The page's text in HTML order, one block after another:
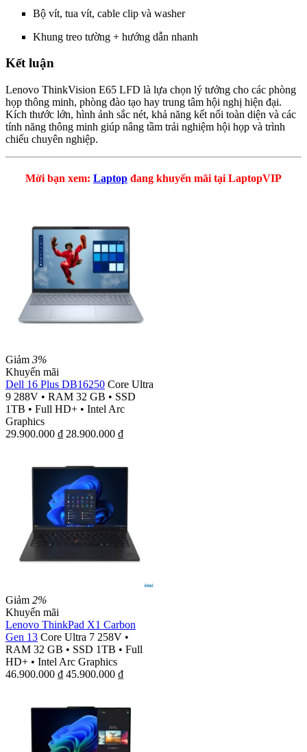
Bộ vít, tua vít, cable clip và washer
Khung treo tường + hướng dẫn nhanh
Kết luận
Lenovo ThinkVision E65 LFD là lựa chọn lý tưởng cho các phòng
họp thông minh, phòng đào tạo hay trung tâm hội nghị hiện đại.
Kích thước lớn, hình ảnh sắc nét, khả năng kết nối toàn diện và các
tính năng thông minh giúp nâng tầm trải nghiệm hội họp và trình
chiếu chuyên nghiệp.
Mời bạn xem: Laptop đang khuyến mãi tại LaptopVIP
Giảm 3%
Khuyến mãi
Dell 16 Plus DB16250 Core Ultra
9 288V • RAM 32 GB • SSD
1TB • Full HD+ • Intel Arc
Graphics
29.900.000 ₫ 28.900.000 ₫
Giảm 2%
Khuyến mãi
Lenovo ThinkPad X1 Carbon
Gen 13 Core Ultra 7 258V •
RAM 32 GB • SSD 1TB • Full
HD+ • Intel Arc Graphics
46.900.000 ₫ 45.900.000 ₫